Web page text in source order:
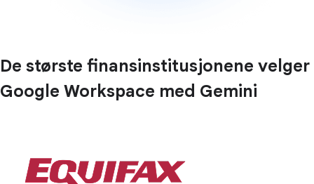
De største finansinstitusjonene velger
Google Workspace med Gemini